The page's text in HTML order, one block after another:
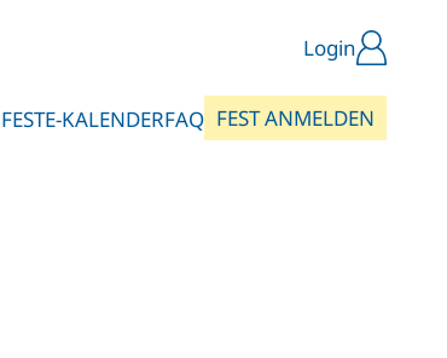
FESTE-KALENDERFAQ
Login
FEST ANMELDEN